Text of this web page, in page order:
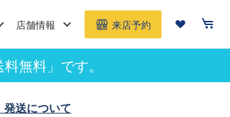
店舗情報 来店予約
無料」です。
発送について